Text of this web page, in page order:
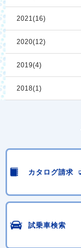
2021(16)
2020(12)
2019(4)
2018(1)
カタログ請求
試乗車検索